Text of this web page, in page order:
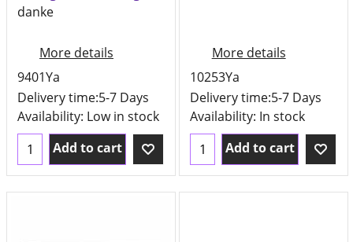
danke
More details
9401Ya
Delivery time:5-7 Days
Availability: Low in stock
Add to cart
More details
10253Ya
Delivery time:5-7 Days
Availability: In stock
Add to cart